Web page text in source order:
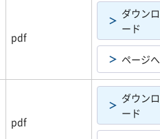
pdf
ダウンロ
ード
ページへ
pdf
ダウンロ
ード